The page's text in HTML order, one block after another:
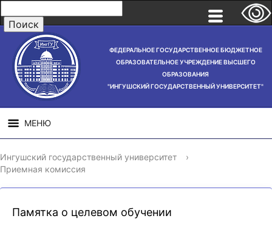
ФЕДЕРАЛЬНОЕ ГОСУДАРСТВЕННОЕ БЮДЖЕТНОЕ
ОБРАЗОВАТЕЛЬНОЕ УЧРЕЖДЕНИЕ ВЫСШЕГО
ОБРАЗОВАНИЯ
"ИНГУШСКИЙ ГОСУДАРСТВЕННЫЙ УНИВЕРСИТЕТ"
МЕНЮ
СВЕДЕНИЯ ОБ
ОБРАЗОВАТЕЛЬНОЙ
НАУЧНАЯ
ДЕЯТЕЛЬНОСТЬ
Ингушский государственный университет
›
Приемная комиссия
Памятка о целевом обучении